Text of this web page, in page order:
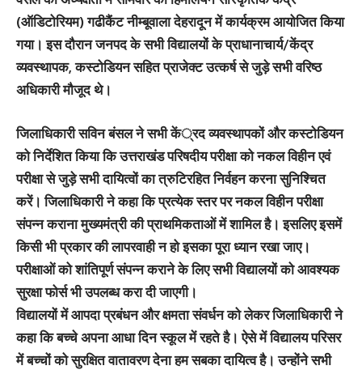
(ऑडिटोरियम) गढीकैंट नीम्बूवाला देहरादून में कार्यक्रम आयोजित किया
गया। इस दौरान जनपद के सभी विद्यालयों के प्राधानाचार्य/केंद्र
व्यवस्थापक, कस्टोडियन सहित प्राजेक्ट उत्कर्ष से जुड़े सभी वरिष्ठ
अधिकारी मौजूद थे।
जिलाधिकारी सविन बंसल ने सभी कें्रद व्यवस्थापकों और कस्टोडियन
को निर्देशित किया कि उत्तराखंड परिषदीय परीक्षा को नकल विहीन एवं
परीक्षा से जुड़े सभी दायित्वों का त्रुटिरहित निर्वहन करना सुनिश्चित
करें। जिलाधिकारी ने कहा कि प्रत्येक स्तर पर नकल विहीन परीक्षा
संपन्न कराना मुख्यमंत्री की प्राथमिकताओं में शामिल है। इसलिए इसमें
किसी भी प्रकार की लापरवाही न हो इसका पूरा ध्यान रखा जाए।
परीक्षाओं को शांतिपूर्ण संपन्न कराने के लिए सभी विद्यालयों को आवश्यक
सुरक्षा फोर्स भी उपलब्ध करा दी जाएगी।
विद्यालयों में आपदा प्रबंधन और क्षमता संवर्धन को लेकर जिलाधिकारी ने
कहा कि बच्चे अपना आधा दिन स्कूल में रहते है। ऐसे में विद्यालय परिसर
में बच्चों को सुरक्षित वातावरण देना हम सबका दायित्व है। उन्होंने सभी